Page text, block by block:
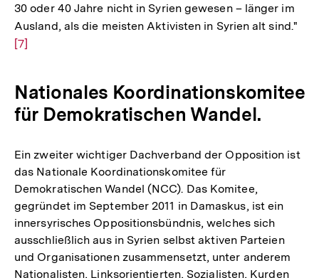
30 oder 40 Jahre nicht in Syrien gewesen – länger im
Ausland, als die meisten Aktivisten in Syrien alt sind."
[7]
Nationales Koordinationskomitee
für Demokratischen Wandel.
Ein zweiter wichtiger Dachverband der Opposition ist
das Nationale Koordinationskomitee für
Demokratischen Wandel (NCC). Das Komitee,
gegründet im September 2011 in Damaskus, ist ein
innersyrisches Oppositionsbündnis, welches sich
ausschließlich aus in Syrien selbst aktiven Parteien
und Organisationen zusammensetzt, unter anderem
Nationalisten, Linksorientierten, Sozialisten, Kurden